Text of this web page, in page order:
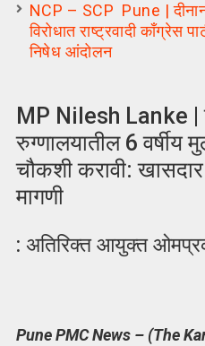
NCP – SCP Pune |
विरोधात राष्ट्रवादी काँग्रेस
निषेध आंदोलन
MP Nilesh Lanke |
रुग्णालयातील 6 वर्षीय
चौकशी करावी:
मागणी
: अतिरिक्त आयुक्त
Pune PMC News – (The